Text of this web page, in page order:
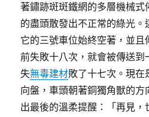
著鏽跡斑斑鐵網的多層機械
的盡頭散發出不正常的綠光。
它的三號車位始終空著，並
前失敗十八次，就會被傳送
失無毒建材敗了十七次。現在
向盤，車頭朝著銅獨角獸的
出最後的溫柔提醒：「再見，